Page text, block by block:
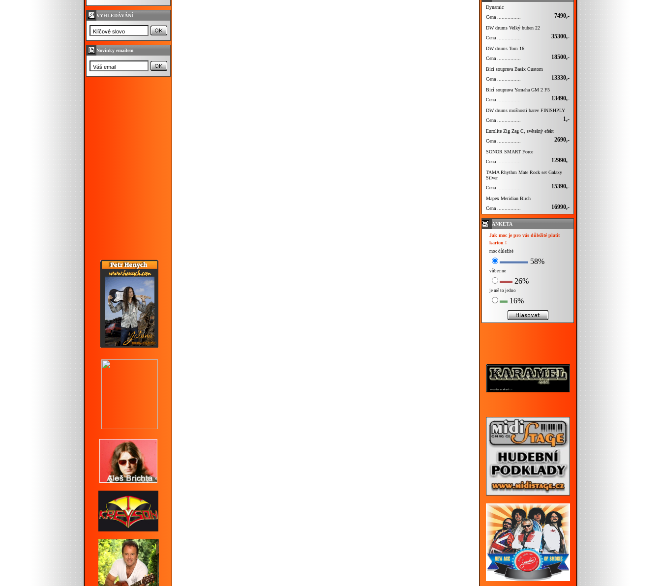
VYHLEDÁVÁNÍ
Novinky emailem
Dynamic
Cena ................
7490,-
DW drums Velký buben 22
Cena ................
35300,-
DW drums Tom 16
Cena ................
18500,-
Bicí souprava Basix Custom
Cena ................
13330,-
Bicí souprava Yamaha GM 2 F5
Cena ................
13490,-
DW drums možnosti barev FINISHPLY
Cena ................
1,-
Eurolite Zig Zag C, světelný efekt
Cena ................
2690,-
SONOR SMART Force
Cena ................
12990,-
TAMA Rhythm Mate Rock set Galaxy
Silver
Cena ................
15390,-
Mapex Meridian Birch
Cena ................
16990,-
ANKETA
Jak moc je pro vás důležité platit
kartou !
moc důležité
58%
vůbec ne
26%
je mě to jedno
16%